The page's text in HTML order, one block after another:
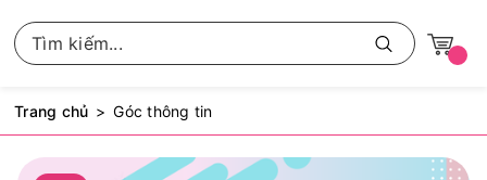
Trang chủ Góc thông tin